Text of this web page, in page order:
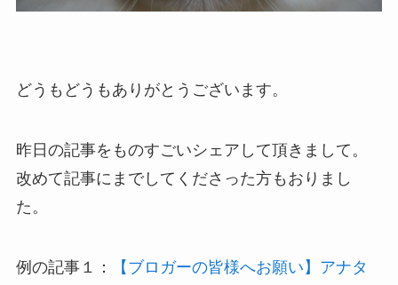
どうもどうもありがとうございます。
昨日の記事をものすごいシェアして頂きまして。
改めて記事にまでしてくださった方もおりまし
た。
例の記事１：
【ブロガーの皆様へお願い】アナタ